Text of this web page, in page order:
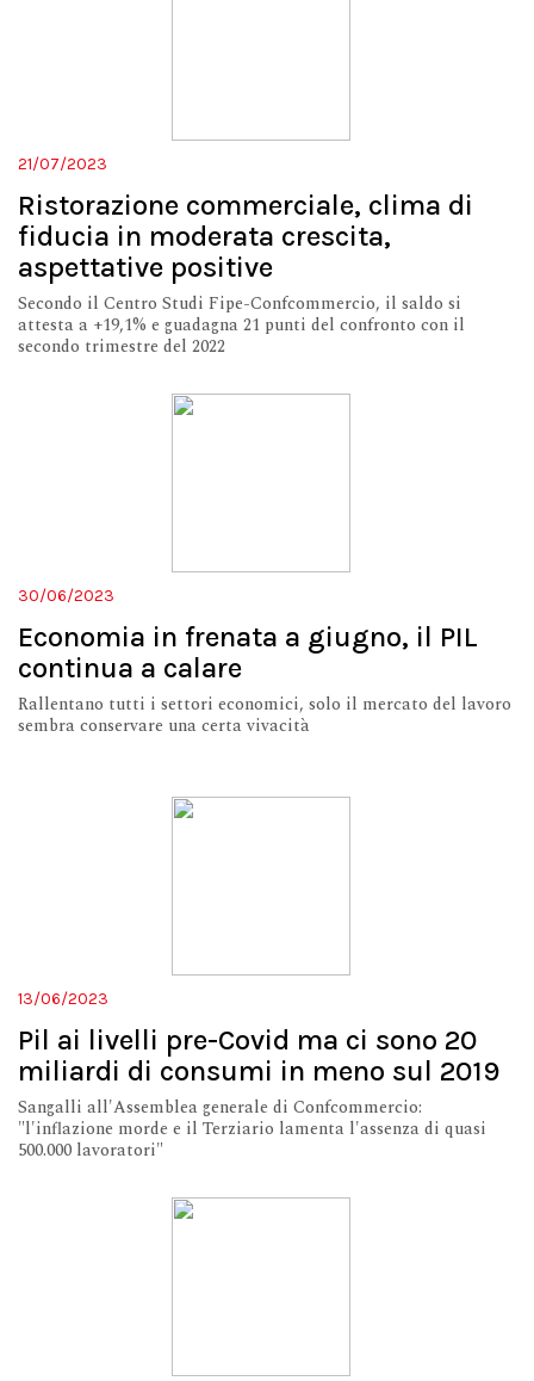
21/07/2023
Ristorazione commerciale, clima di
fiducia in moderata crescita,
aspettative positive
Secondo il Centro Studi Fipe-Confcommercio, il saldo si
attesta a +19,1% e guadagna 21 punti del confronto con il
secondo trimestre del 2022
30/06/2023
Economia in frenata a giugno, il PIL
continua a calare
Rallentano tutti i settori economici, solo il mercato del lavoro
sembra conservare una certa vivacità
13/06/2023
Pil ai livelli pre-Covid ma ci sono 20
miliardi di consumi in meno sul 2019
Sangalli all'Assemblea generale di Confcommercio:
"l'inflazione morde e il Terziario lamenta l'assenza di quasi
500.000 lavoratori"